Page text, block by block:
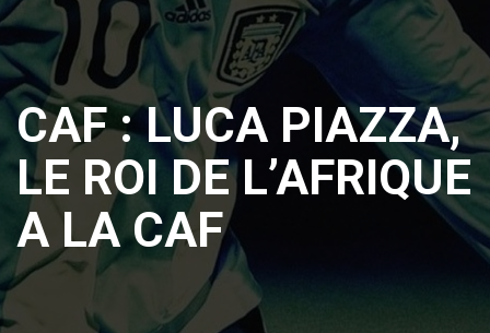
CAF : LUCA PIAZZA,
LE ROI DE L’AFRIQUE
A LA CAF